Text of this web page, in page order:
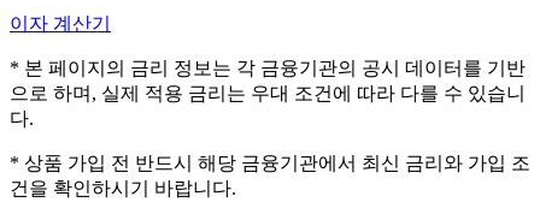
이자 계산기
* 본 페이지의 금리 정보는 각 금융기관의 공시 데이터를 기반
으로 하며, 실제 적용 금리는 우대 조건에 따라 다를 수 있습니
다.
* 상품 가입 전 반드시 해당 금융기관에서 최신 금리와 가입 조
건을 확인하시기 바랍니다.